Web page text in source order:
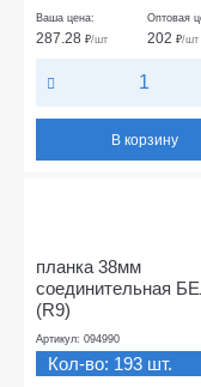
Ваша цена:
287.28 ₽/шт
Оптовая
202₽/шт
В корзину
планка 38мм
соединительная
(R9)
Артикул: 094990
Кол-во: 193 шт.